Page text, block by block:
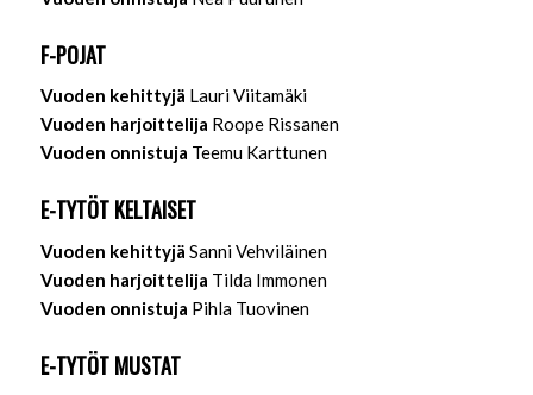
F-POJAT
Vuoden kehittyjä Lauri Viitamäki
Vuoden harjoittelija Roope Rissanen
Vuoden onnistuja Teemu Karttunen
E-TYTÖT KELTAISET
Vuoden kehittyjä Sanni Vehviläinen
Vuoden harjoittelija Tilda Immonen
Vuoden onnistuja Pihla Tuovinen
E-TYTÖT MUSTAT